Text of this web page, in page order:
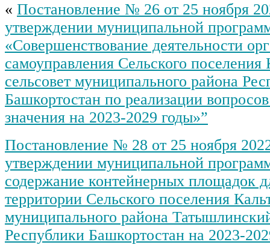
« Постановление № 26 от 25 ноября
утверждении муниципальной
«Совершенствование деятельности
самоуправления Сельского поселения
сельсовет муниципального района
Башкортостан по реализации
значения на 2023-2029 годы»”
Постановление № 28 от 25 ноября
утверждении муниципальной
содержание контейнерных площадок
территории Сельского поселения
муниципального района
Республики Башкортостан на 2023-